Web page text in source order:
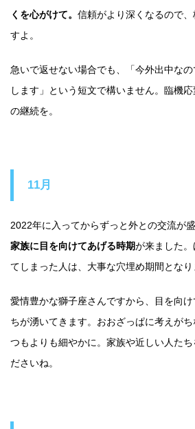
くを心がけて。 信頼がより深くなるので
すよ。
急いで返せない場合でも、「今外出中な
します」という短文で構いません。臨機
の継続を。
11月
2022年に入ってからずっと外との交流が盛
家族に目を向けてあげる時期が来ました
てしまった人は、大事な穴埋め期間となり
愛情豊かな獅子座さんですから、目を向
ちが湧いてきます。おおざっぱに考えが
つもよりも細やかに。家族や近しい人たち
ださいね。